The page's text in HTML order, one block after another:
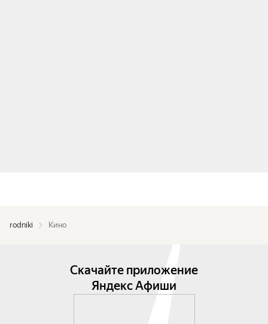
rodniki Кино
Скачайте приложение
Яндекс Афиши